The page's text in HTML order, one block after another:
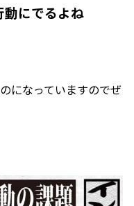
にでるよね
になっていますのでぜ